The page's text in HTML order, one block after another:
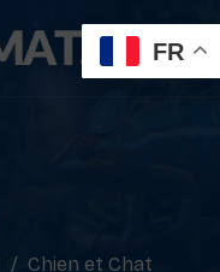
Chien et Chat
FR